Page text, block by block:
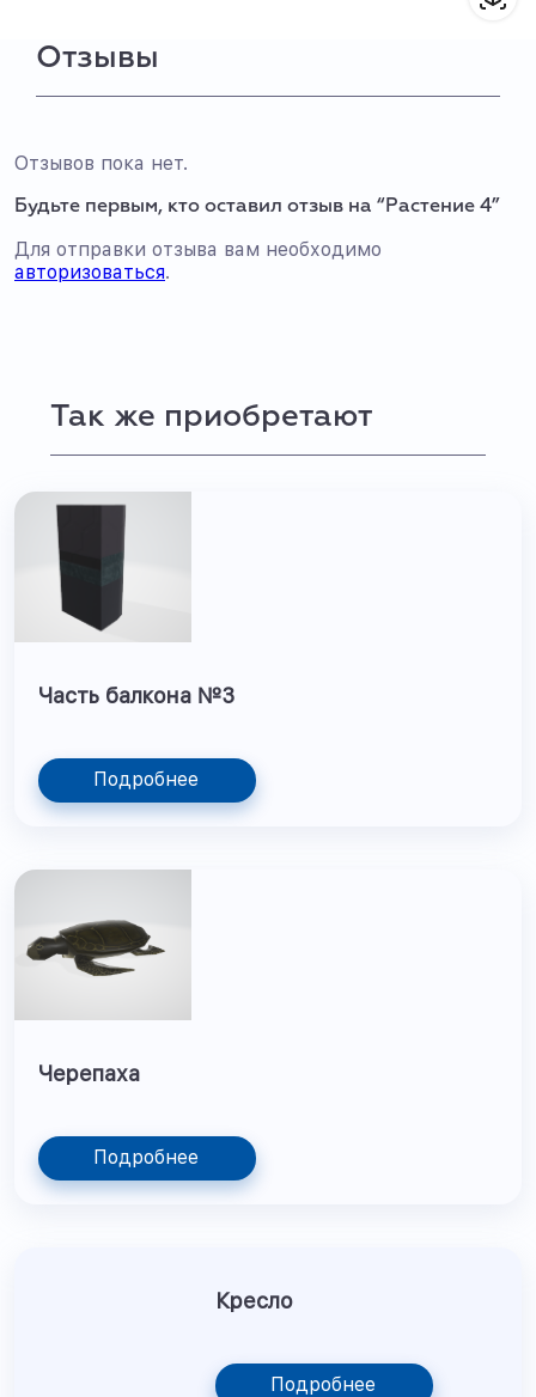
Отзывы
Отзывов пока нет.
Будьте первым, кто оставил отзыв на “Растение 4”
Для отправки отзыва вам необходимо
авторизоваться.
Так же приобретают
Часть балкона №3
Подробнее
Черепаха
Подробнее
Кресло
Подробнее